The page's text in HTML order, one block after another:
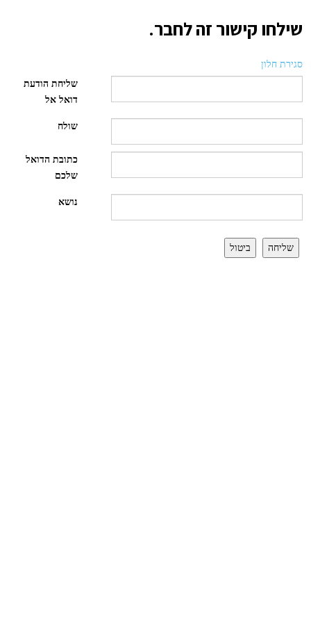
שילחו קישור זה לחבר.
סגירת חלון
שליחת הודעת
דואל אל
שולח
כתובת הדואל
שלכם
נושא
שליחה ביטול